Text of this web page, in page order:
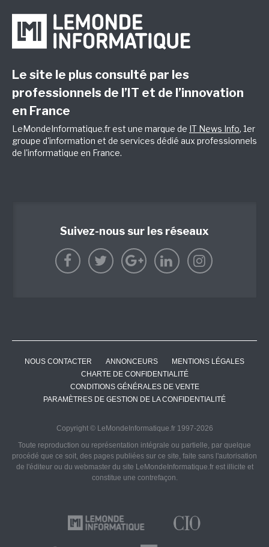
Le site le plus consulté par les
professionnels de l’IT et de l’innovation
en France
LeMondeInformatique.fr est une marque de IT News Info, 1er
groupe d'information et de services dédié aux professionnels
de l'informatique en France.
Suivez-nous sur les réseaux
NOUS CONTACTER ANNONCEURS
MENTIONS LÉGALES
CHARTE DE CONFIDENTIALITÉ
CONDITIONS GÉNÉRALES DE VENTE
PARAMÈTRES DE GESTION DE LA CONFIDENTIALITÉ
Copyright © LeMondeInformatique.fr 1997-2026
Toute reproduction ou représentation intégrale ou partielle, par quelque
procédé que ce soit, des pages publiées sur ce site, faite sans l'autorisation
de l'éditeur ou du webmaster du site LeMondeInformatique.fr est illicite et
constitue une contrefaçon.